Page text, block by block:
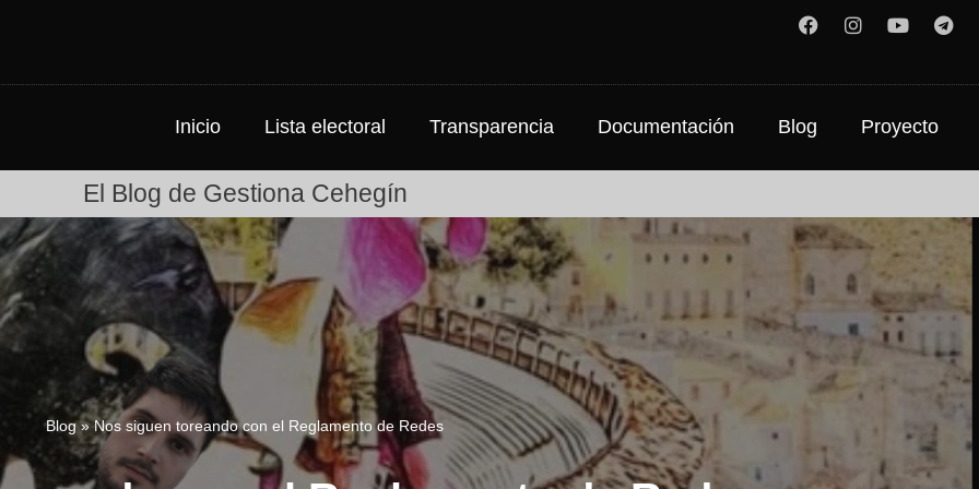
Inicio Lista electoral Transparencia Documentación Blog Proyecto
El Blog de Gestiona Cehegín
Blog»Nos siguen toreando con el Reglamento de Redes